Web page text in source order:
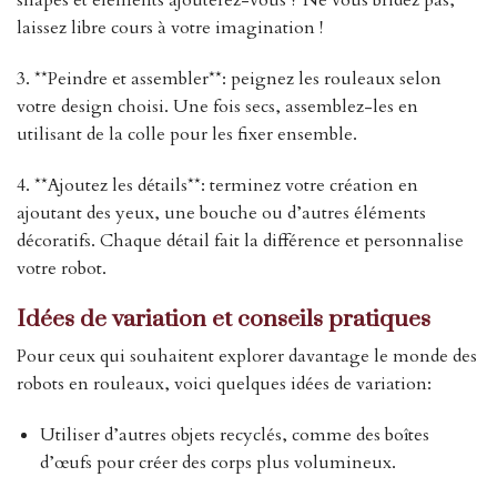
laissez libre cours à votre imagination !
3. **Peindre et assembler**: peignez les rouleaux selon
votre design choisi. Une fois secs, assemblez-les en
utilisant de la colle pour les fixer ensemble.
4. **Ajoutez les détails**: terminez votre création en
ajoutant des yeux, une bouche ou d’autres éléments
décoratifs. Chaque détail fait la différence et personnalise
votre robot.
Idées de variation et conseils pratiques
Pour ceux qui souhaitent explorer davantage le monde des
robots en rouleaux, voici quelques idées de variation:
Utiliser d’autres objets recyclés, comme des boîtes
d’œufs pour créer des corps plus volumineux.